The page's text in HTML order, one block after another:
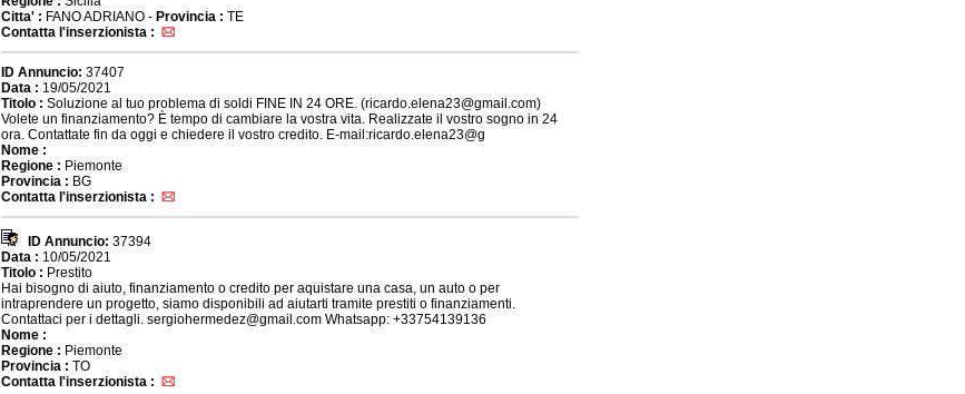
Citta' : FANO ADRIANO - Provincia : TE
Contatta l'inserzionista :
ID Annuncio: 37407
Data : 19/05/2021
Titolo : Soluzione al tuo problema di soldi FINE IN 24 ORE. (ricardo.elena23@gmail.com)
Volete un finanziamento? È tempo di cambiare la vostra vita. Realizzate il vostro sogno in 24
ora. Contattate fin da oggi e chiedere il vostro credito. E-mail:ricardo.elena23@g
Nome :
Regione : Piemonte
Provincia : BG
Contatta l'inserzionista :
ID Annuncio: 37394
Data : 10/05/2021
Titolo : Prestito
Hai bisogno di aiuto, finanziamento o credito per aquistare una casa, un auto o per
intraprendere un progetto, siamo disponibili ad aiutarti tramite prestiti o finanziamenti.
Contattaci per i dettagli. sergiohermedez@gmail.com Whatsapp: +33754139136
Nome :
Regione : Piemonte
Provincia : TO
Contatta l'inserzionista :